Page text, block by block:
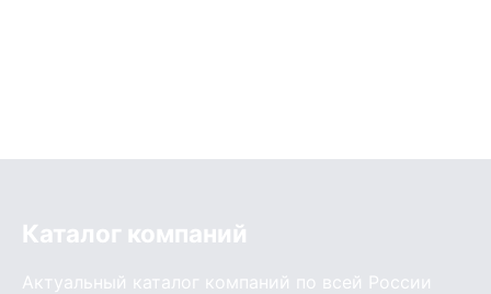
Каталог компаний
Актуальный каталог компаний по всей России